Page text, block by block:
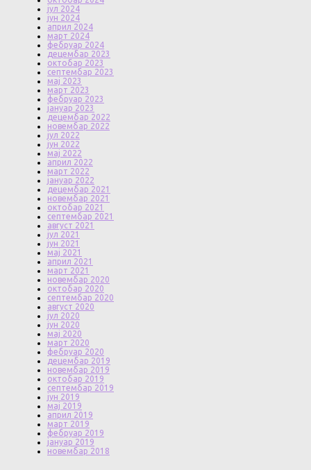
јул 2024
јун 2024
април 2024
март 2024
фебруар 2024
децембар 2023
октобар 2023
септембар 2023
мај 2023
март 2023
фебруар 2023
јануар 2023
децембар 2022
новембар 2022
јул 2022
јун 2022
мај 2022
април 2022
март 2022
јануар 2022
децембар 2021
новембар 2021
октобар 2021
септембар 2021
август 2021
јул 2021
јун 2021
мај 2021
април 2021
март 2021
новембар 2020
октобар 2020
септембар 2020
август 2020
јул 2020
јун 2020
мај 2020
март 2020
фебруар 2020
децембар 2019
новембар 2019
октобар 2019
септембар 2019
јун 2019
мај 2019
април 2019
март 2019
фебруар 2019
јануар 2019
новембар 2018